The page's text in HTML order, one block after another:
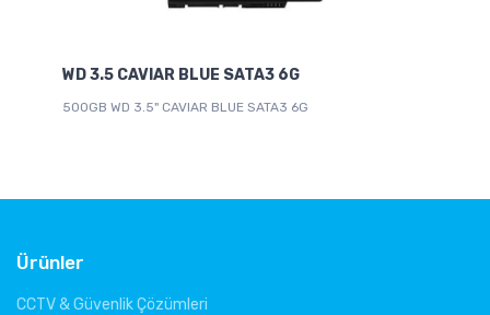
WD 3.5 CAVIAR BLUE SATA3 6G
500GB WD 3.5" CAVIAR BLUE SATA3 6G
Ürünler
CCTV & Güvenlik Çözümleri